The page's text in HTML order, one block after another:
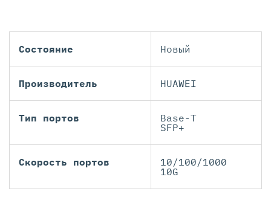
Состояние Новый
Производитель HUAWEI
Тип портов
Base-T
SFP+
Скорость портов
10/100/1000
10G